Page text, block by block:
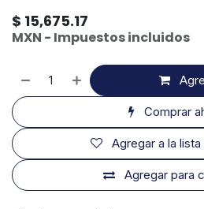
$ 15,675.17
MXN - Impuestos incluidos
Comprar
Agregar para
Agregar a la